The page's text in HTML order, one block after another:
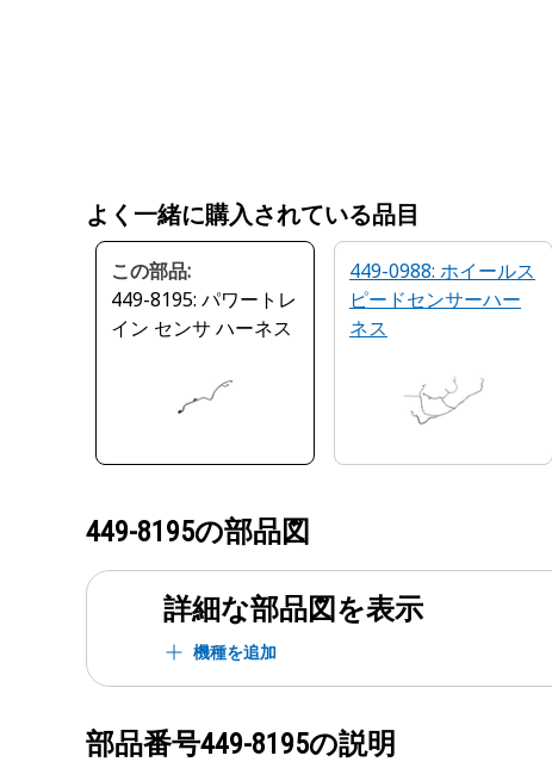
よく一緒に購入されている品目
この部品:
449-8195: パワートレ
イン センサ ハーネス
449-0988: ホイールス
ピードセンサーハー
ネス
449-8195の部品図
詳細な部品図を表示
機種を追加
部品番号449-8195の説明